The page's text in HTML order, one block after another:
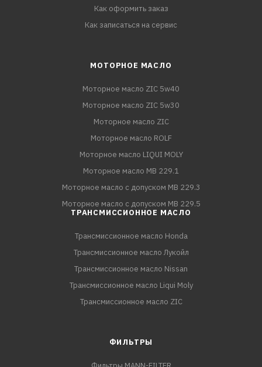
Как оформить заказ
Как записаться на сервис
МОТОРНОЕ МАСЛО
Моторное масло ZIC 5w40
Моторное масло ZIC 5w30
Моторное масло ZIC
Моторное масло ROLF
Моторное масло LIQUI MOLY
Моторное масло MB 229.1
Моторное масло с допуском MB 229.3
Моторное масло с допуском MB 229.5
ТРАНСМИССИОННОЕ МАСЛО
Трансмиссионное масло Honda
Трансмиссионное масло Лукойл
Трансмиссионное масло Nissan
Трансмиссионное масло Liqui Moly
Трансмиссионное масло ZIC
ФИЛЬТРЫ